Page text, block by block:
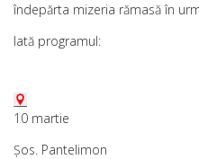
îndepărta mizeria rămasă în
Iată programul:
10 martie
Șos. Pantelimon